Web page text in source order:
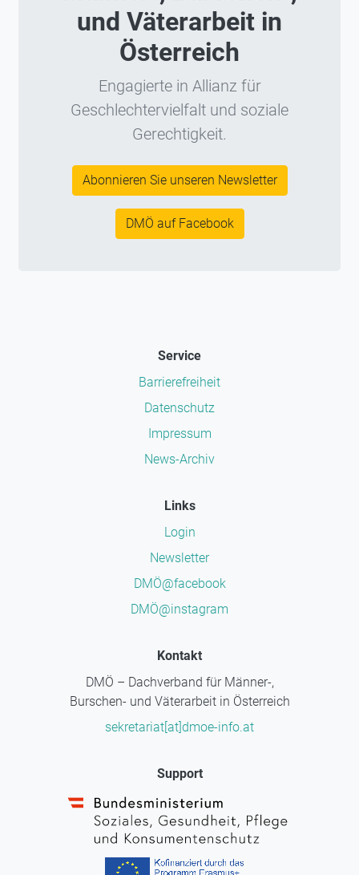
und Väterarbeit in
Österreich
Engagierte in Allianz für
Geschlechtervielfalt und soziale
Gerechtigkeit.
Abonnieren Sie unseren Newsletter
DMÖ auf Facebook
Service
Barrierefreiheit
Datenschutz
Impressum
News-Archiv
Links
Login
Newsletter
DMÖ@facebook
DMÖ@instagram
Kontakt
DMÖ – Dachverband für Männer-,
Burschen- und Väterarbeit in Österreich
sekretariat[at]dmoe-info.at
Support